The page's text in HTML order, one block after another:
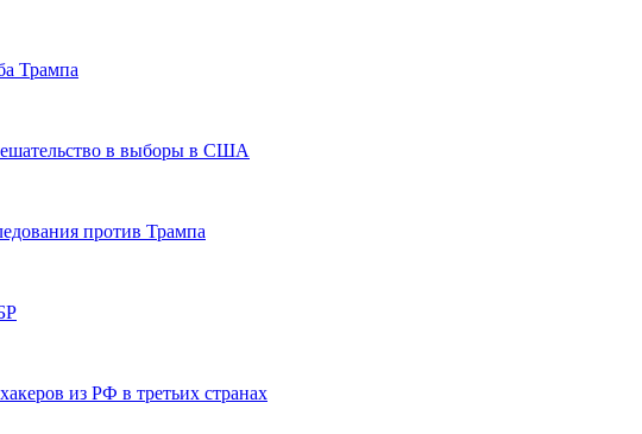
Трампа
в выборы в США
против Трампа
из РФ в третьих странах